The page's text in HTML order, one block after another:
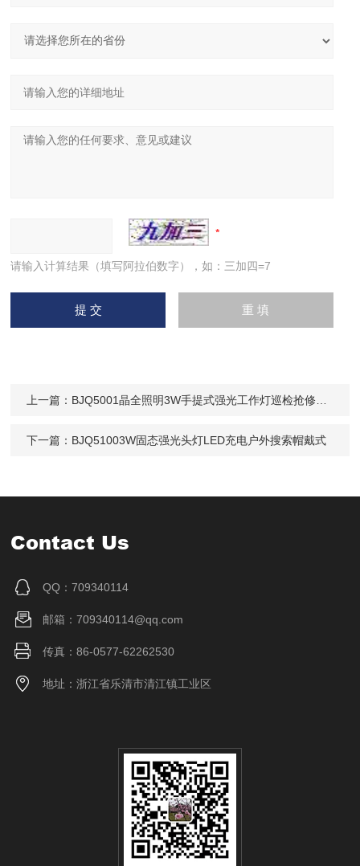
请输入计算结果（填写阿拉伯数字），如：三加四=7
上一篇： BJQ5001晶全照明3W手提式强光工作灯巡检抢修应急灯
下一篇： BJQ51003W固态强光头灯LED充电户外搜索帽戴式
Contact Us
QQ：709340114
邮箱：709340114@qq.com
传真：86-0577-62262530
地址：浙江省乐清市清江镇工业区